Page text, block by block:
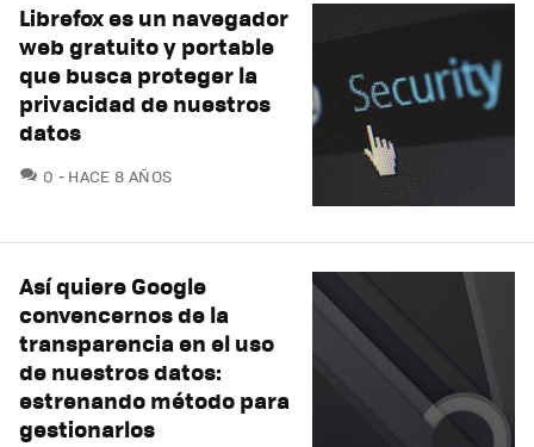
Librefox es un navegador
web gratuito y portable
que busca proteger la
privacidad de nuestros
datos
0 COMENTARIOS
HACE 8 AÑOS
Así quiere Google
convencernos de la
transparencia en el uso
de nuestros datos:
estrenando método para
gestionarlos